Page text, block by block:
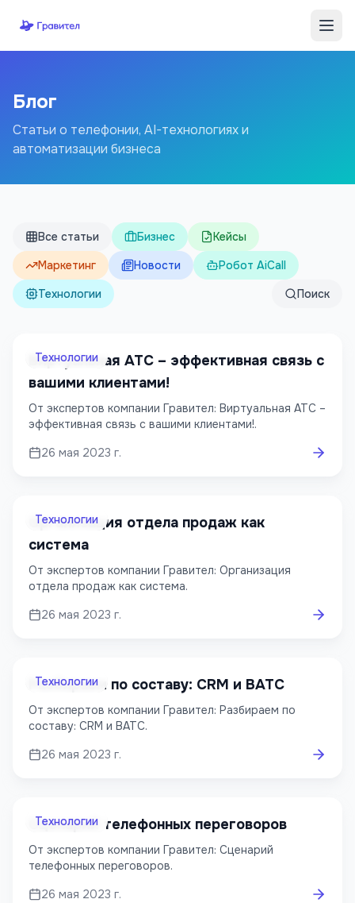
Блог
Статьи о телефонии, AI-технологиях и
автоматизации бизнеса
Все статьи Бизнес
Кейсы
Маркетинг
Новости
Робот AiCall
Технологии
Поиск
Технологии
Виртуальная АТС – эффективная связь с
вашими клиентами!
От экспертов компании Гравител: Виртуальная АТС –
эффективная связь с вашими клиентами!.
26 мая 2023 г.
Технологии
Организация отдела продаж как
система
От экспертов компании Гравител: Организация
отдела продаж как система.
26 мая 2023 г.
Технологии
Разбираем по составу: CRM и ВАТС
От экспертов компании Гравител: Разбираем по
составу: CRM и ВАТС.
26 мая 2023 г.
Технологии
Сценарий телефонных переговоров
От экспертов компании Гравител: Сценарий
телефонных переговоров.
26 мая 2023 г.